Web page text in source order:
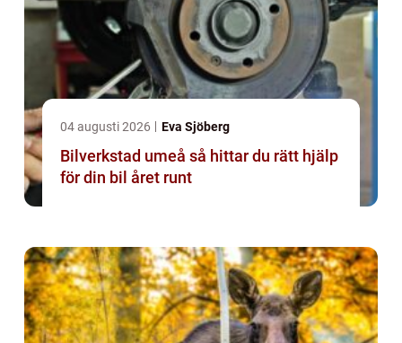
04 augusti 2026 Eva Sjöberg
Bilverkstad umeå så hittar du rätt hjälp
för din bil året runt